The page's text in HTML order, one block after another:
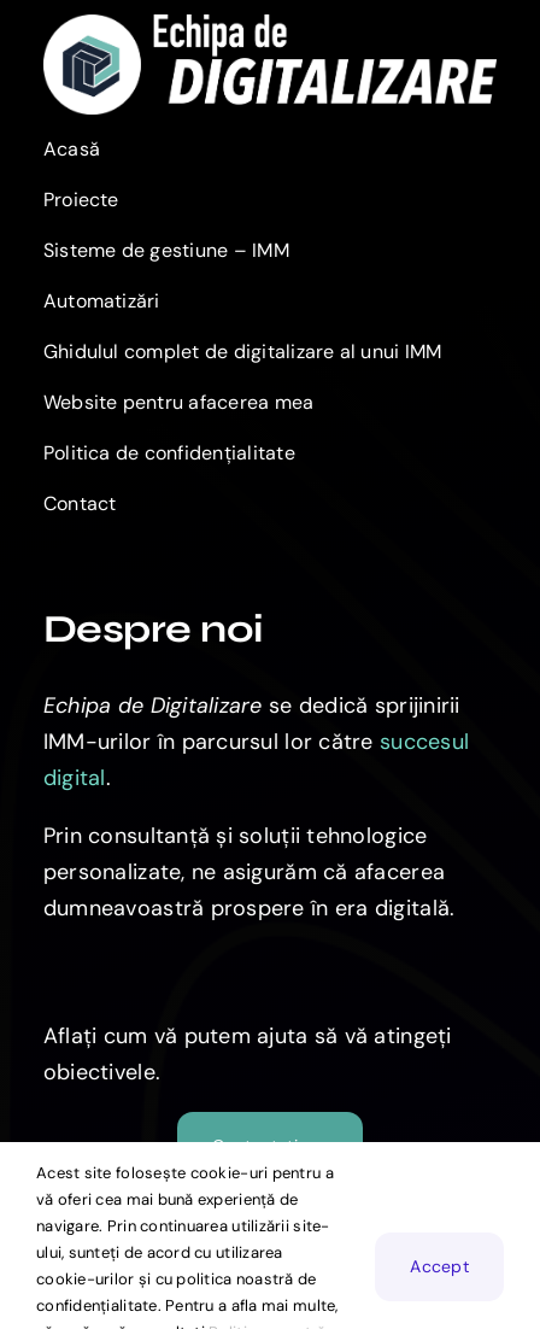
Acasă
Proiecte
Sisteme de gestiune – IMM
Automatizări
Ghidulul complet de digitalizare al unui IMM
Website pentru afacerea mea
Politica de confidențialitate
Contact
Despre noi
Echipa de Digitalizare se dedică sprijinirii
IMM-urilor în parcursul lor către succesul
digital.
Prin consultanță și soluții tehnologice
personalizate, ne asigurăm că afacerea
dumneavoastră prospere în era digitală.
Aflați cum vă putem ajuta să vă atingeți
obiectivele.
Contactați-ne
© Copyright 2026 | Echipa de Digitalizare
Acest site folosește cookie-uri pentru a
vă oferi cea mai bună experiență de
navigare. Prin continuarea utilizării site-
ului, sunteți de acord cu utilizarea
cookie-urilor și cu politica noastră de
confidențialitate. Pentru a afla mai multe,
Accept